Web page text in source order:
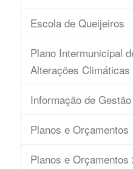
Escola de Queijeiros
Plano Intermunicipal
Alterações Climáticas
Informação de Gestão
Planos e Orçamentos
Planos e Orçamentos